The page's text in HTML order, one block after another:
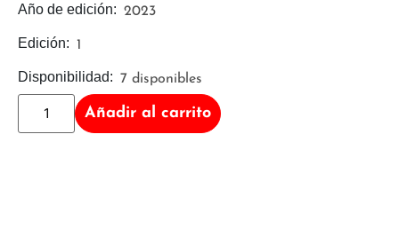
Añadir al carrito
Disponibilidad: 7 disponibles
Edición: 1
Año de edición: 2023